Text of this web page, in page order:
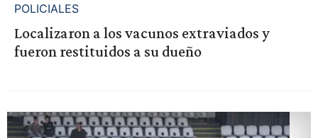
POLICIALES
Localizaron a los vacunos extraviados y
fueron restituidos a su dueño